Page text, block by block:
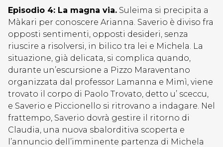
Episodio 4: La magna via. Suleima si precipita a
Màkari per conoscere Arianna. Saverio è diviso fra
opposti sentimenti, opposti desideri, senza
riuscire a risolversi, in bilico tra lei e Michela. La
situazione, già delicata, si complica quando,
durante un’escursione a Pizzo Maraventano
organizzata dal professor Lamanna e Mimì, viene
trovato il corpo di Paolo Trovato, detto u’ sceccu,
e Saverio e Piccionello si ritrovano a indagare. Nel
frattempo, Saverio dovrà gestire il ritorno di
Claudia, una nuova sbalorditiva scoperta e
l’annuncio dell’imminente partenza di Michela